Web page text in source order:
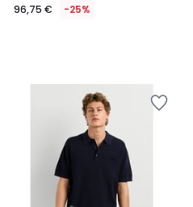
96,75 € -25%